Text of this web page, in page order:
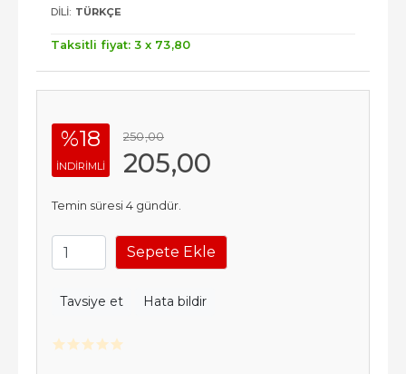
DILI: TÜRKÇE
Taksitli fiyat: 3 x 73,80
%18
INDIRIMLI
250,00
205,00
Temin süresi 4 gündür.
Sepete Ekle
Tavsiye et Hata bildir